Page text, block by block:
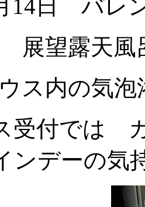
14日 バレ
展望露天風
ス内の気泡
受付では
ンデーの気